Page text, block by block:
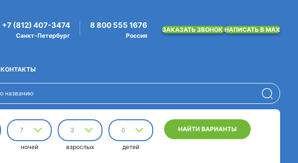
+7 (812) 407-3474
Санкт-Петербург
8 800 555 1676
Россия
ЗАКАЗАТЬ ЗВОНОКНАПИСАТЬ В MAX
КОНТАКТЫ
7
ночей
2
взрослых
0
детей
НАЙТИ ВАРИАНТЫ